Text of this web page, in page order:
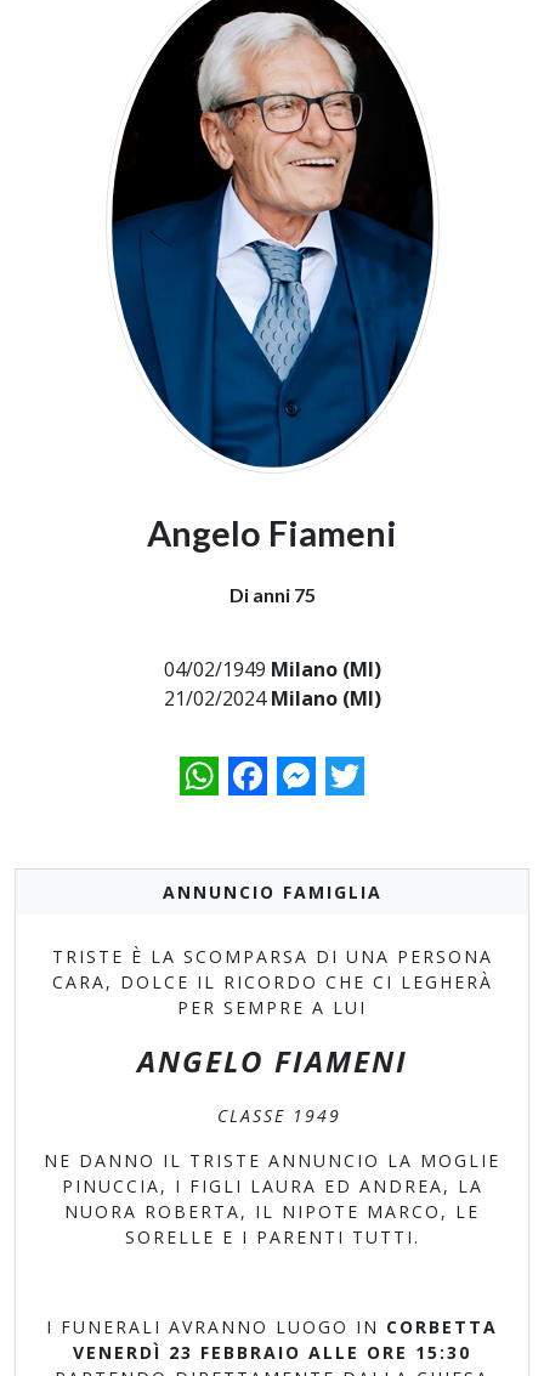
Angelo Fiameni
Di anni 75
04/02/1949 Milano (MI)
21/02/2024Milano (MI)
WhatsAppFacebookMessenger
Twitter
ANNUNCIO FAMIGLIA
TRISTE È LA SCOMPARSA DI UNA PERSONA
CARA, DOLCE IL RICORDO CHE CI LEGHERÀ
PER SEMPRE A LUI
ANGELO FIAMENI
CLASSE 1949
NE DANNO IL TRISTE ANNUNCIO LA MOGLIE
PINUCCIA, I FIGLI LAURA ED ANDREA, LA
NUORA ROBERTA, IL NIPOTE MARCO, LE
SORELLE E I PARENTI TUTTI.
I FUNERALI AVRANNO LUOGO IN CORBETTA
VENERDÌ 23 FEBBRAIO ALLE ORE 15:30